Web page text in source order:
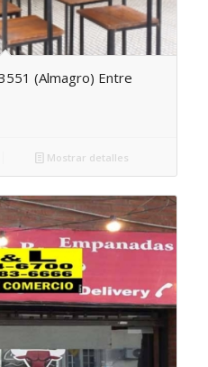
(Almagro) Entre
Mostrar detalles